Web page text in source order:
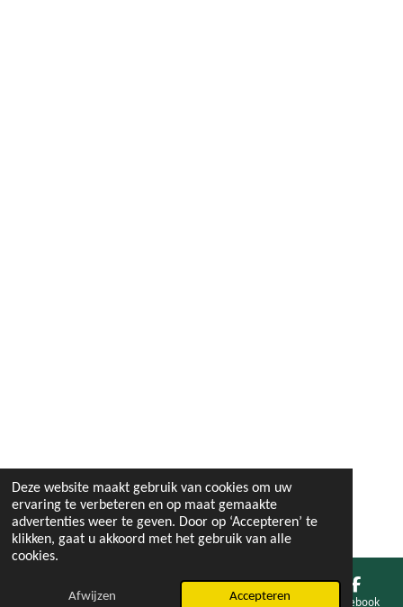
Deze website maakt gebruik van cookies om uw
ervaring te verbeteren en op maat gemaakte
advertenties weer te geven. Door op ‘Accepteren’ te
klikken, gaat u akkoord met het gebruik van alle
cookies.
Afwijzen Accepteren
E-mailadres Facebook